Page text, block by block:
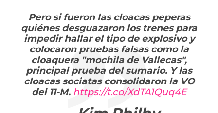
Pero si fueron las cloacas peperas
quiénes desguazaron los trenes para
impedir hallar el tipo de explosivo y
colocaron pruebas falsas como la
cloaquera "mochila de Vallecas",
principal prueba del sumario. Y las
cloacas sociatas consolidaron la VO
del 11-M. https://t.co/XdTA1Quq4E